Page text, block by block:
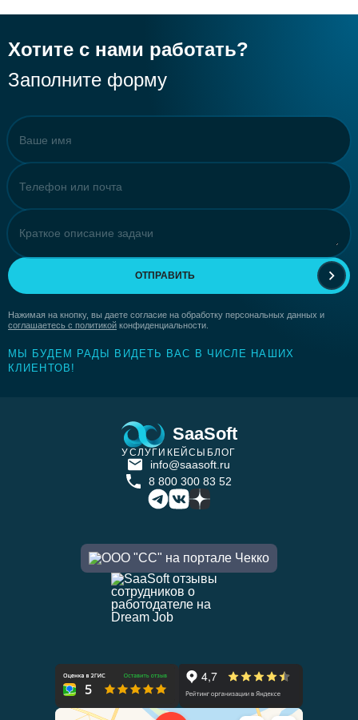
Хотите с нами работать?
Заполните форму
ОТПРАВИТЬ
Нажимая на кнопку, вы даете согласие на обработку персональных данных и
соглашаетесь с политикой конфиденциальности.
МЫ БУДЕМ РАДЫ ВИДЕТЬ ВАС В ЧИСЛЕ НАШИХ
КЛИЕНТОВ!
SaaSoft
УСЛУГИ КЕЙСЫ БЛОГ
info@saasoft.ru
8 800 300 83 52